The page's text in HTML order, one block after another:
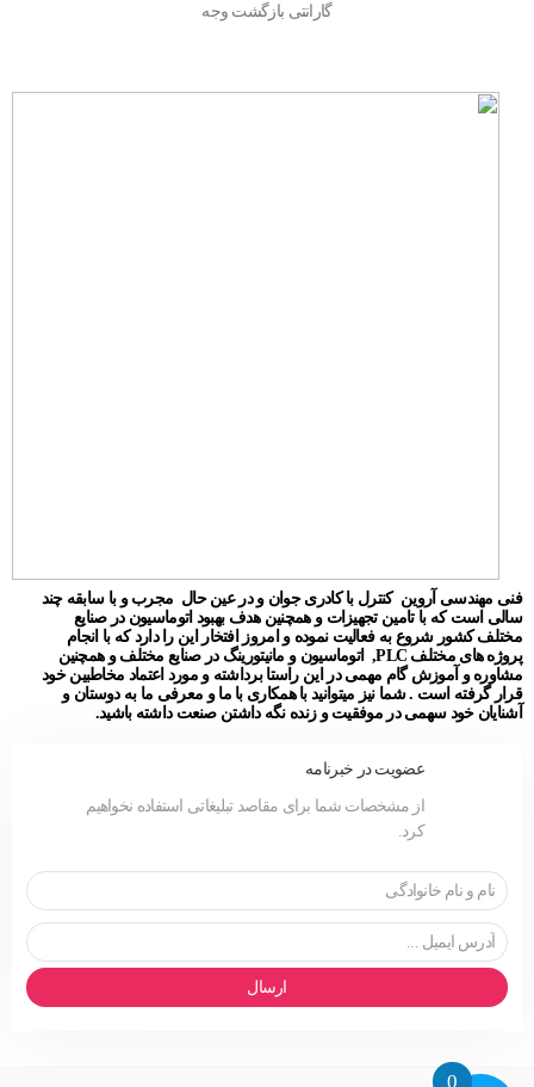
گارانتی بازگشت وجه
فنی مهندسی آروین کنترل با کادری جوان و در عین حال مجرب و با سابقه چند
سالی است که با تامین تجهیزات و همچنین هدف بهبود اتوماسیون در صنایع
مختلف کشور شروع به فعالیت نموده و امروز افتخار این را دارد که با انجام
پروژه های مختلف PLC, اتوماسیون و مانیتورینگ در صنایع مختلف و همچنین
مشاوره و آموزش گام مهمی در این راستا برداشته و مورد اعتماد مخاطبین خود
قرار گرفته است . شما نیز میتوانید با همکاری با ما و معرفی ما به دوستان و
آشنایان خود سهمی در موفقیت و زنده نگه داشتن صنعت داشته باشید.
عضویت در خبرنامه
از مشخصات شما برای مقاصد تبلیغاتی استفاده نخواهیم
کرد.
ارسال
0